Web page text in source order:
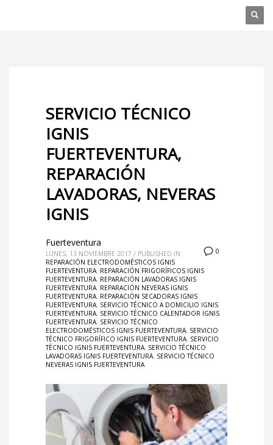
SERVICIO TÉCNICO
IGNIS
FUERTEVENTURA,
REPARACIÓN
LAVADORAS, NEVERAS
IGNIS
0
Fuerteventura
LUNES, 13 NOVIEMBRE 2017 / PUBLISHED IN
REPARACIÓN ELECTRODOMÉSTICOS IGNIS
FUERTEVENTURA, REPARACIÓN FRIGORÍFICOS IGNIS
FUERTEVENTURA, REPARACIÓN LAVADORAS IGNIS
FUERTEVENTURA, REPARACIÓN NEVERAS IGNIS
FUERTEVENTURA, REPARACIÓN SECADORAS IGNIS
FUERTEVENTURA, SERVICIO TÉCNICO A DOMICILIO IGNIS
FUERTEVENTURA, SERVICIO TÉCNICO CALENTADOR IGNIS
FUERTEVENTURA, SERVICIO TÉCNICO
ELECTRODOMÉSTICOS IGNIS FUERTEVENTURA, SERVICIO
TÉCNICO FRIGORÍFICO IGNIS FUERTEVENTURA, SERVICIO
TÉCNICO IGNIS FUERTEVENTURA, SERVICIO TÉCNICO
LAVADORAS IGNIS FUERTEVENTURA, SERVICIO TÉCNICO
NEVERAS IGNIS FUERTEVENTURA